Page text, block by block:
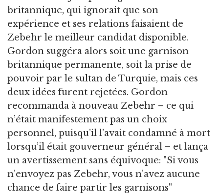
britannique, qui ignorait que son
expérience et ses relations faisaient de
Zebehr le meilleur candidat disponible.
Gordon suggéra alors soit une garnison
britannique permanente, soit la prise de
pouvoir par le sultan de Turquie, mais ces
deux idées furent rejetées. Gordon
recommanda à nouveau Zebehr – ce qui
n’était manifestement pas un choix
personnel, puisqu’il l’avait condamné à mort
lorsqu’il était gouverneur général – et lança
un avertissement sans équivoque: "Si vous
n’envoyez pas Zebehr, vous n’avez aucune
chance de faire partir les garnisons"